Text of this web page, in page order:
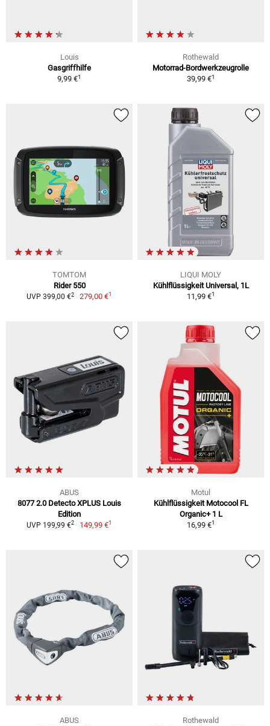
Louis
Gasgriffhilfe
9,99 €1
Rothewald
Motorrad-Bordwerkzeugrolle
39,99 €1
TOMTOM
Rider 550
UVP 399,00 €2 279,00 €1
LIQUI MOLY
Kühlflüssigkeit Universal, 1L
11,99 €1
ABUS
8077 2.0 Detecto XPLUS Louis
Edition
UVP 199,99 €2 149,99 €1
Motul
Kühlflüssigkeit Motocool FL
Organic+ 1 L
16,99 €1
ABUS
Rothewald